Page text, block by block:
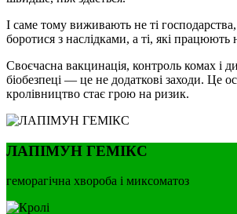
І саме тому виживають не ті
боротися з наслідками, а ті, які
Своєчасна вакцинація, контроль комах і
біобезпеці — це не додаткові заходи. Це
кролівництво стає грою на ризик.
ЛАПІМУН ГЕМІКС
геморагічна хвороба і миксоматоз